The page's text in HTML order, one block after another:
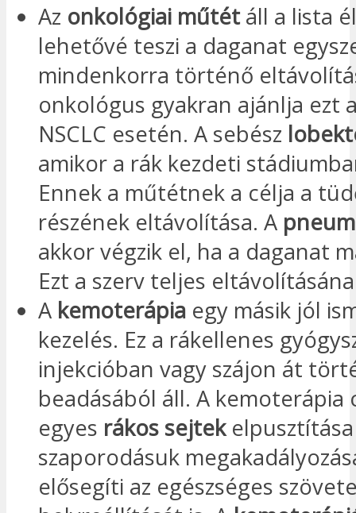
Az onkológiai műtétáll a lista
lehetővé teszi a daganat
mindenkorra történő
onkológus gyakran ajánlja ezt
NSCLC esetén. A sebész
amikor a rák kezdeti
Ennek a műtétnek a célja a
részének eltávolítása. A
akkor végzik el, ha a daganat
Ezt a szerv teljes
A kemoterápia egy másik jól
kezelés. Ez a rákellenes
injekcióban vagy szájon át
beadásából áll. A kemoterápia
egyes rákos sejtek
szaporodásuk
elősegíti az egészséges